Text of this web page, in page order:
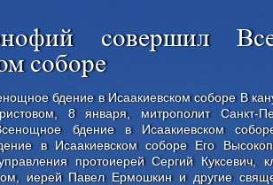
совершил
соборе
бдение в Исаакиевском соборе В
8 января, митрополит Санкт-
бдение в Исаакиевском
в Исаакиевском соборе Его
протоиерей Сергий Куксевич,
иерей Павел Ермошкин и другие